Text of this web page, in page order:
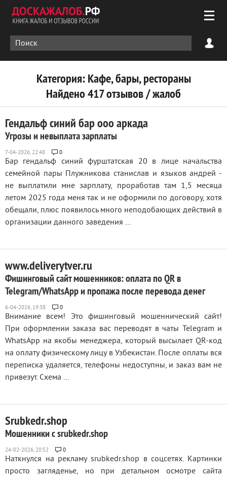
Категория: Кафе, бары, рестораны
Найдено 417 отзывов / жалоб
Гендальф синий бар ооо аркада
Угрозы и невыплата зарплаты
0
Бар гендальф синий фурштатская 20 в лице начальства
семейной пары Плужникова станислав и языков андрей -
не выплатили мне зарплату, проработав там 1,5 месяца
летом 2025 года меня так и не оформили по договору, хотя
обещали, плюс появилось много неподобающих действий в
организации данного заведения ...
www.deliverytver.ru
Фишинговый сайт мошенников: оплата по QR в
Telegram/WhatsApp и пропажа после перевода денег
0
Внимание всем! Это фишинговый мошеннический сайт!
При оформлении заказа вас переводят в чаты Telegram и
WhatsApp на якобы менеджера, который высылает QR-код
на оплату физическому лицу в Узбекистан. После оплаты вся
переписка удаляется, телефоны недоступны, и заказ вам не
привезут. Схема ...
Srubkedr.shop
Мошенники с srubkedr.shop
0
Наткнулся на рекламу srubkedr.shop в соцсетях. Картинки
просто загляденье, но при детальном осмотре сайта